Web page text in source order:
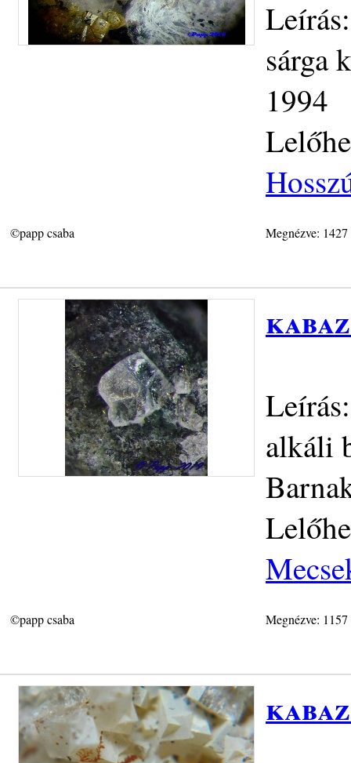
sárga
1994
©papp csaba Megnézve:
alkáli
©papp csaba Megnézve: